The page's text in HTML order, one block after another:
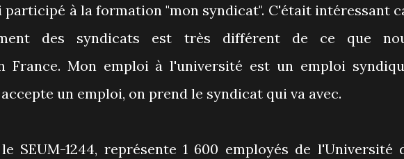
participé à la formation "mon syndicat". C'était intéressant
des syndicats est très différent de ce que
France. Mon emploi à l'université est un emploi
un emploi, on prend le syndicat qui va avec.
SEUM-1244, représente 1 600 employés de l'Université